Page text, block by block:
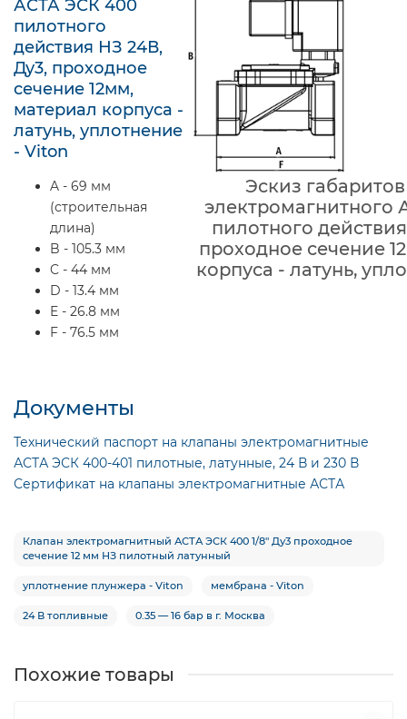
АСТА ЭСК 400
пилотного
действия НЗ 24В,
Ду3, проходное
сечение 12мм,
материал корпуса -
латунь, уплотнение
- Viton
A - 69 мм
(строительная
длина)
B - 105.3 мм
C - 44 мм
D - 13.4 мм
E - 26.8 мм
F - 76.5 мм
Эскиз
электромагнитного
пилотного
проходное сечение
корпуса - латунь,
Документы
Технический паспорт на клапаны электромагнитные
АСТА ЭСК 400-401 пилотные, латунные, 24 В и 230 В
Сертификат на клапаны электромагнитные АСТА
Клапан электромагнитный АСТА ЭСК 400 1/8″ Ду3 проходное
сечение 12 мм НЗ пилотный латунный
уплотнение плунжера - Viton мембрана - Viton
24 В топливные 0.35 — 16 бар в г. Москва
Похожие товары